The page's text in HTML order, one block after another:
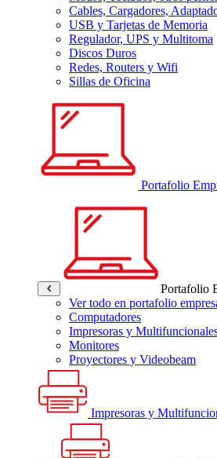
Cables, Cargadores,
USB y Tarjetas de Memoria
Regulador, UPS y Multitoma
Discos Duros
Redes, Routers y Wifi
Sillas de Oficina
Portafolio
Portafolio
Ver todo en portafolio
Computadores
Impresoras y
Monitores
Proyectores y Videobeam
Impresoras y